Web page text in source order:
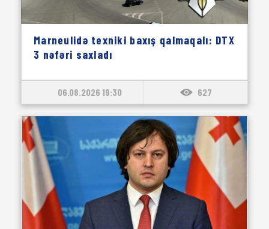
Marneulidə texniki baxış qalmaqalı: DTX
3 nəfəri saxladı
06.08.2026 19:30 627